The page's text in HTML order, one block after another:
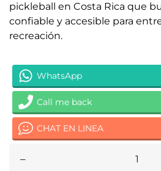
pickleball en Costa Rica que
confiable y accesible para
recreación.
WhatsApp
Call me back
CHAT EN LINEA
–